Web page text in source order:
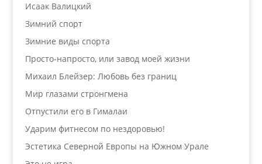
Исаак Валицкий
Зимний спорт
Зимние виды спорта
Просто-напросто, или завод моей жизни
Михаил Блейзер: Любовь без границ
Мир глазами стронгмена
Отпустили его в Гималаи
Ударим фитнесом по нездоровью!
Эстетика Северной Европы на Южном Урале